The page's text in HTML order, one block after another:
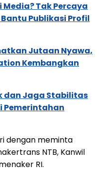
Tak Percaya
Publikasi Profil
Jutaan Nyawa,
Kembangkan
dan Jaga Stabilitas
Pemerintahan
dengan meminta
NTB, Kanwil
RI.